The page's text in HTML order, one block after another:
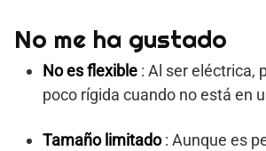
No me ha gustado
No es flexible : Al ser eléctrica,
poco rígida cuando no está en
Tamaño limitado: Aunque es